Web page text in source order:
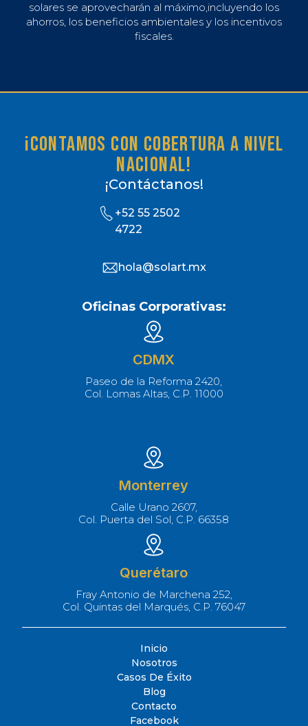
solares se aprovecharán al máximo,incluyendo los
ahorros, los beneficios ambientales y los incentivos
fiscales.
¡Contamos con cobertura a nivel
nacional!
¡Contáctanos!
+52 55 2502
4722
hola@solart.mx
Oficinas Corporativas:
CDMX
Paseo de la Reforma 2420,
Col. Lomas Altas, C.P. 11000
Monterrey
Calle Urano 2607,
Col. Puerta del Sol, C.P. 66358
Querétaro
Fray Antonio de Marchena 252,
Col. Quintas del Marqués, C.P. 76047
Inicio
Nosotros
Casos De Éxito
Blog
Contacto
Facebook